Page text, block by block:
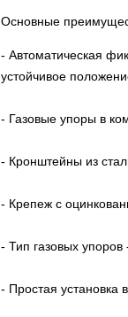
Основные
- Автоматическая
устойчивое
- Газовые упоры в
- Кронштейны из
- Крепеж с
- Тип газовых упоров
- Простая установка